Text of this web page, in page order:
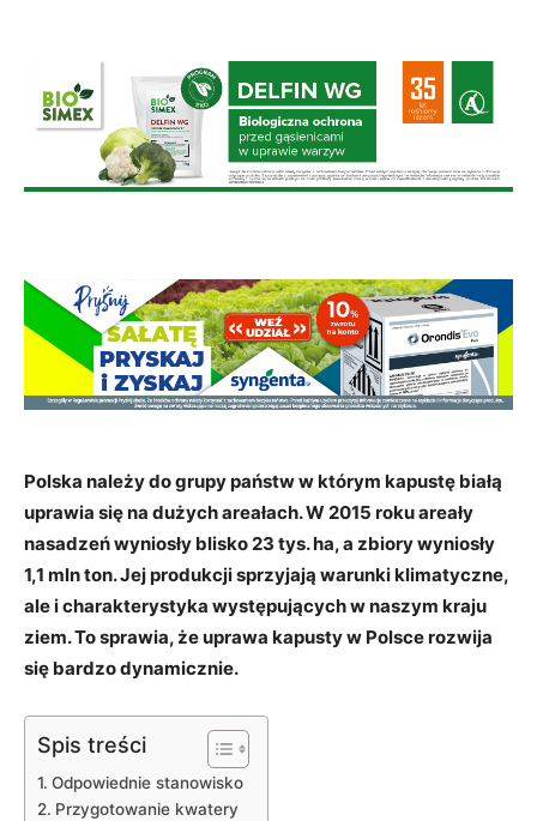
Polska należy do grupy państw w którym kapustę białą
uprawia się na dużych areałach. W 2015 roku areały
nasadzeń wyniosły blisko 23 tys. ha, a zbiory wyniosły
1,1 mln ton. Jej produkcji sprzyjają warunki klimatyczne,
ale i charakterystyka występujących w naszym kraju
ziem. To sprawia, że uprawa kapusty w Polsce rozwija
się bardzo dynamicznie.
Spis treści
Odpowiednie stanowisko
Przygotowanie kwatery